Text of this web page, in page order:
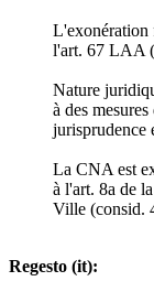
L'exonération
l'art. 67 LAA
Nature
à des
jurisprudence
La CNA est
à l'art. 8a de
Ville (consid.
Regesto (it):